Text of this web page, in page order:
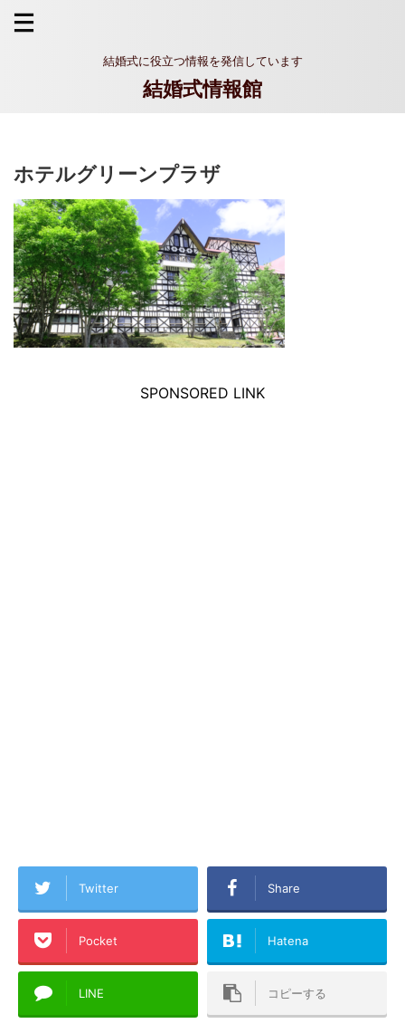
結婚式に役立つ情報を発信しています
結婚式情報館
ホテルグリーンプラザ
SPONSORED LINK
Twitter Share
Pocket Hatena
LINE コピーする